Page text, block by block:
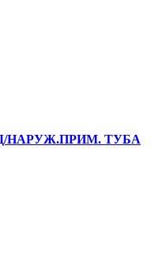
НАРУЖ.ПРИМ. ТУБА